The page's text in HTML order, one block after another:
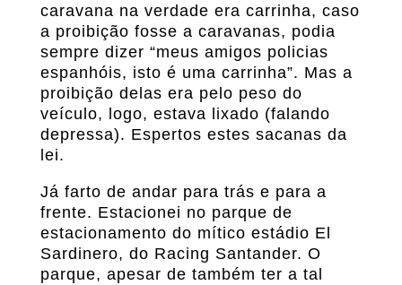
caravana na verdade era carrinha, caso
a proibição fosse a caravanas, podia
sempre dizer “meus amigos policias
espanhóis, isto é uma carrinha”. Mas a
proibição delas era pelo peso do
veículo, logo, estava lixado (falando
depressa). Espertos estes sacanas da
lei.
Já farto de andar para trás e para a
frente. Estacionei no parque de
estacionamento do mítico estádio El
Sardinero, do Racing Santander. O
parque, apesar de também ter a tal